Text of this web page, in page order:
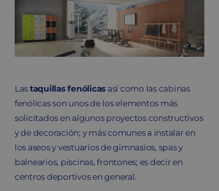
Blog
Carrito
Las taquillas fenólicas así como las cabinas
fenólicas son unos de los elementos más
solicitados en algunos proyectos constructivos
y de decoración; y más comunes a instalar en
los aseos y vestuarios de gimnasios, spas y
balnearios, piscinas, frontones; es decir en
centros deportivos en general.